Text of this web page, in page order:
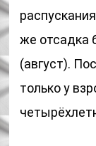
же отсадка
(август).
только у